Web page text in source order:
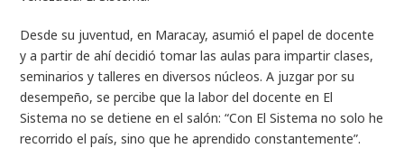
Desde su juventud, en Maracay, asumió el papel de docente
y a partir de ahí decidió tomar las aulas para impartir clases,
seminarios y talleres en diversos núcleos. A juzgar por su
desempeño, se percibe que la labor del docente en El
Sistema no se detiene en el salón: “Con El Sistema no solo he
recorrido el país, sino que he aprendido constantemente”.